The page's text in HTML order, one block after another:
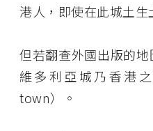
港人，即使在此城土生
但若翻查外國出版的
維多利亞城乃香港
town）。